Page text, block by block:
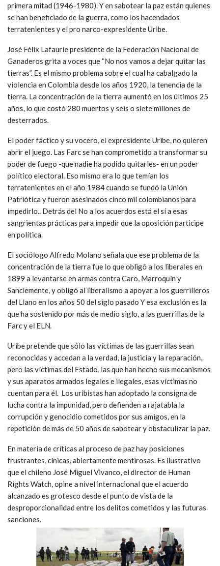
primera mitad (1946-1980). Y en sabotear la paz están quienes
se han beneficiado de la guerra, como los hacendados
terratenientes y el pro narco-expresidente Uribe.
José Félix Lafaurie presidente de la Federación Nacional de
Ganaderos grita a voces que “No nos vamos a dejar quitar las
tierras”. Es el mismo problema sobre el cual ha cabalgado la
violencia en Colombia desde los años 1920, la tenencia de la
tierra. La concentración de la tierra aumentó en los últimos 25
años, lo que costó 280 muertos y seis o siete millones de
desterrados.
El poder fáctico y su vocero, el expresidente Uribe, no quieren
abrir el juego. Las Farc se han comprometido a transformar su
poder de fuego -que nadie ha podido quitarles- en un poder
político electoral. Eso mismo era lo que temían los
terratenientes en el año 1984 cuando se fundó la Unión
Patriótica y fueron asesinados cinco mil colombianos para
impedirlo.. Detrás del No a los acuerdos está el sí a esas
sangrientas prácticas para impedir que la oposición participe
en política.
El sociólogo Alfredo Molano señala que ese problema de la
concentración de la tierra fue lo que obligó a los liberales en
1899 a levantarse en armas contra Caro, Marroquín y
Sanclemente, y obligó al liberalismo a apoyar a los guerrilleros
del Llano en los años 50 del siglo pasado Y esa exclusión es la
que ha sostenido por más de medio siglo, a las guerrillas de la
Farc y el ELN.
Uribe pretende que sólo las víctimas de las guerrillas sean
reconocidas y accedan a la verdad, la justicia y la reparación,
pero las víctimas del Estado, las que han hecho sus mecanismos
y sus aparatos armados legales e ilegales, esas víctimas no
cuentan para él.
Los uribistas han adoptado la consigna de
lucha contra la impunidad, pero defienden a rajatabla la
corrupción y genocidio cometidos por sus amigos, en la
repetición de más de 50 años de sabotear y obstaculizar la paz.
En materia de críticas al proceso de paz hay posiciones
frustrantes, cínicas, abiertamente mentirosas. Es ilustrativo
que el chileno José Miguel Vivanco, el director de Human
Rights Watch, opine a nivel internacional que el acuerdo
alcanzado es grotesco desde el punto de vista de la
desproporcionalidad entre los delitos cometidos y las futuras
sanciones.